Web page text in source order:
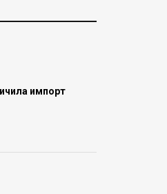
импорт